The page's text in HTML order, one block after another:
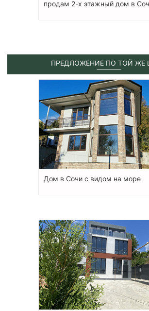
продам 2-х этажный дом в
ПРЕДЛОЖЕНИЕ ПО ТОЙ ЖЕ
Дом в Сочи с видом на море